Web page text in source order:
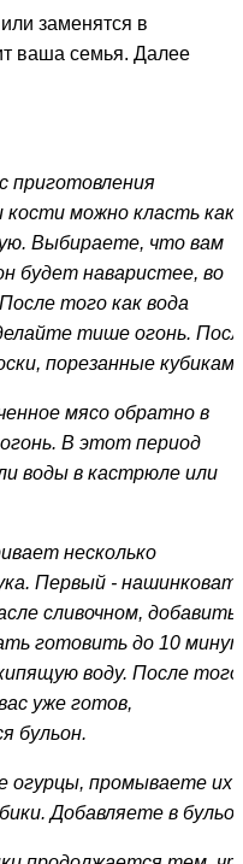
заменятся в
ваша семья. Далее
приготовления
кости можно класть как
Выбираете, что вам
будет наваристее, во
того как вода
тише огонь.
порезанные
мясо обратно в
В этот период
воды в кастрюле или
несколько
Первый -
сливочном, добавить
готовить до 10
воду. После
уже готов,
бульон.
огурцы, промываете их
Добавляете в